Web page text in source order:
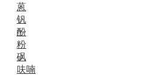
蒽
钒
酚
粉
砜
呋喃